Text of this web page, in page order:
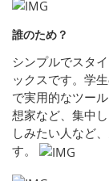
誰のため？
シンプルでスタ
ックスです。学
で実用的なツー
想家など、集中
しみたい人など
す。